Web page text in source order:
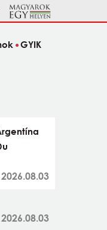
GYIK
2026.08.03
2026.08.03